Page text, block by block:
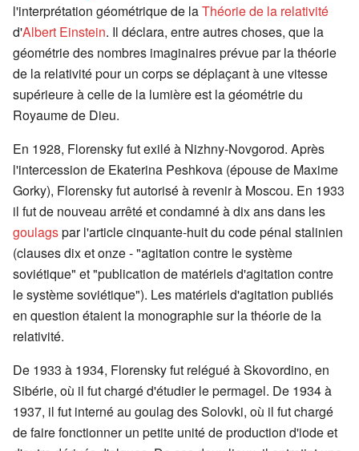
l'interprétation géométrique de laThéorie de la relativité
d'Albert Einstein. Il déclara, entre autres choses, que la
géométrie des nombres imaginaires prévue par la théorie
de la relativité pour un corps se déplaçant à une vitesse
supérieure à celle de la lumière est la géométrie du
Royaume de Dieu.
En 1928, Florensky fut exilé à Nizhny-Novgorod. Après
l'intercession de Ekaterina Peshkova (épouse de Maxime
Gorky), Florensky fut autorisé à revenir à Moscou. En 1933
il fut de nouveau arrêté et condamné à dix ans dans les
goulagspar l'article cinquante-huit du code pénal stalinien
(clauses dix et onze - "agitation contre le système
soviétique" et "publication de matériels d'agitation contre
le système soviétique"). Les matériels d'agitation publiés
en question étaient la monographie sur la théorie de la
relativité.
De 1933 à 1934, Florensky fut relégué à Skovordino, en
Sibérie, où il fut chargé d'étudier le permagel. De 1934 à
1937, il fut interné au goulag des Solovki, où il fut chargé
de faire fonctionner un petite unité de production d'iode et